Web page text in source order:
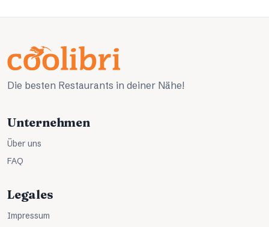
Die besten Restaurants in deiner Nähe!
Unternehmen
Über uns
FAQ
Legales
Impressum